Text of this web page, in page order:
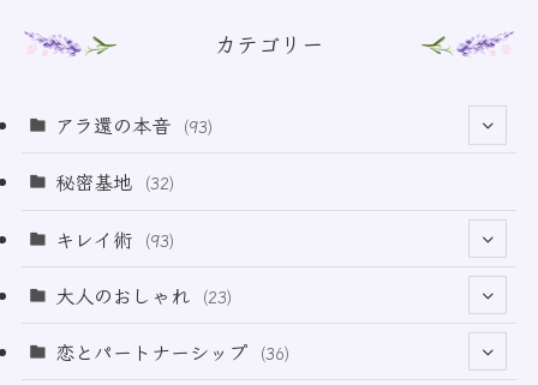
カテゴリー
アラ還の本音 (93)
(69)
秘密基地 (32)
キレイ術 (93)
(32)
(49)
大人のおしゃれ (23)
(21)
恋とパートナーシップ (36)